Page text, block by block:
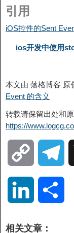
引用
iOS控件的Sent
ios开发中使用
本文由 落格博客 原
Event 的含义
转载请保留出处和原
https://
o
相关文章：